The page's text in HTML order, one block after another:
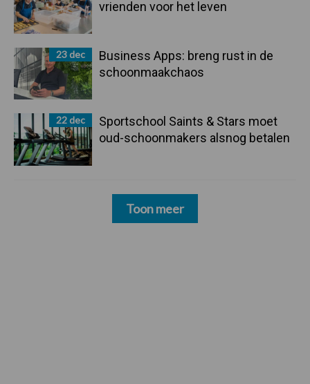
vrienden voor het leven
23 dec
Business Apps: breng rust in de
schoonmaakchaos
22 dec
Sportschool Saints & Stars moet
oud-schoonmakers alsnog betalen
Toon meer